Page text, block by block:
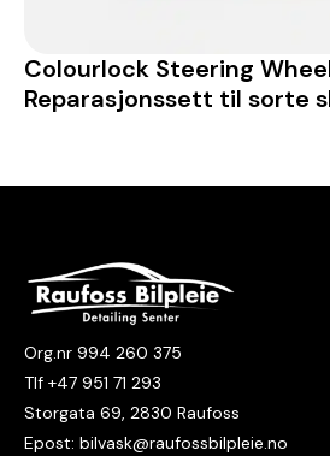
Colourlock Steering
Reparasjonssett til sorte
Org.nr 994 260 375
Tlf +47 951 71 293
Storgata 69, 2830 Raufoss
Epost: bilvask@raufossbilpleie.no